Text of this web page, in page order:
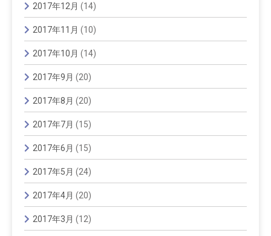
2017年12月 (14)
2017年11月 (10)
2017年10月 (14)
2017年9月 (20)
2017年8月 (20)
2017年7月 (15)
2017年6月 (15)
2017年5月 (24)
2017年4月 (20)
2017年3月 (12)